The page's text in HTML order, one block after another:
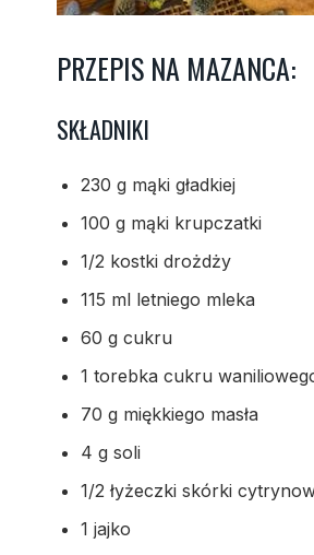
PRZEPIS NA MAZANCA:
SKŁADNIKI
230 g mąki gładkiej
100 g mąki krupczatki
1/2 kostki drożdży
115 ml letniego mleka
60 g cukru
1 torebka cukru
70 g miękkiego masła
4 g soli
1/2 łyżeczki skórki
1 jajko